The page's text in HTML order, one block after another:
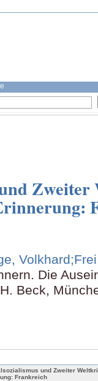
Volkhard
Die
Beck,
und Zweiter
Frankreich